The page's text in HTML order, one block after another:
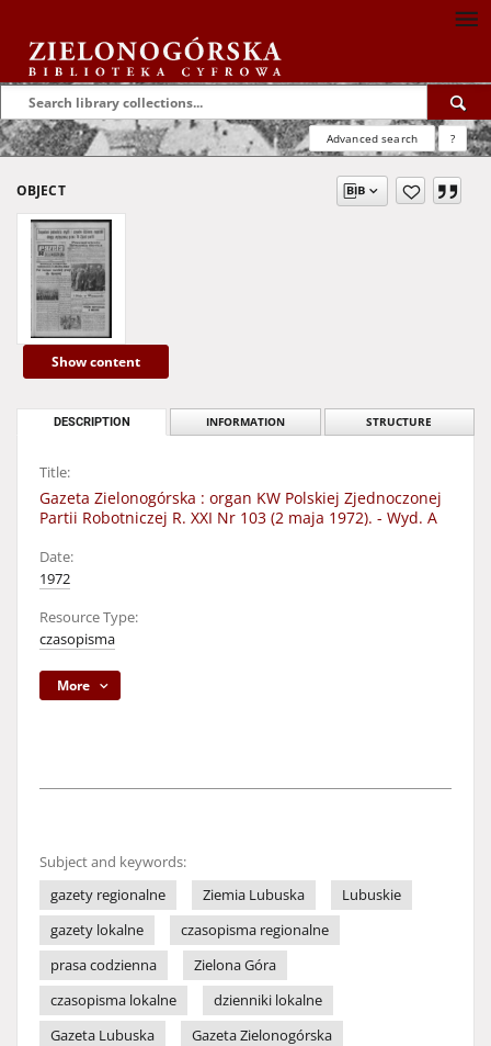
Advanced search ?
OBJECT
Show content
DESCRIPTION INFORMATION STRUCTURE
Title:
Gazeta Zielonogórska : organ KW Polskiej Zjednoczonej
Partii Robotniczej R. XXI Nr 103 (2 maja 1972). - Wyd. A
Date:
1972
Resource Type:
czasopisma
More
Subject and keywords:
gazety regionalne
Ziemia Lubuska
Lubuskie
gazety lokalne
czasopisma regionalne
prasa codzienna
Zielona Góra
czasopisma lokalne
dzienniki lokalne
Gazeta Lubuska
Gazeta Zielonogórska